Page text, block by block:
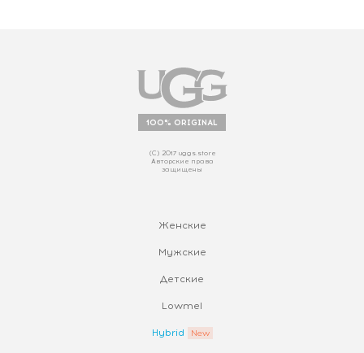
100% ORIGINAL
(С) 2017 uggs.store
Авторские права
защищены
Женские
Мужские
Детские
Lowmel
Hybrid